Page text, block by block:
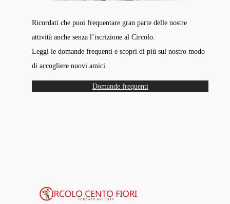
Ricordati che puoi frequentare gran parte delle nostre
attività anche senza l’iscrizione al Circolo.
Leggi le domande frequenti e scopri di più sul nostro modo
di accogliere nuovi amici.
Domande frequenti